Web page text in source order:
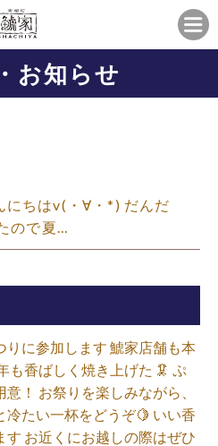
お知らせ
にちはv(・∀・*) だんだ
ので夏…
に参加します 鯱家店舗も本
も香ばしく焼き上げた 🦑 ぷ
！ お祭りを楽しみながら、
たい一杯をどうぞ🍋 いい香
す お近くにお越しの際はぜひ